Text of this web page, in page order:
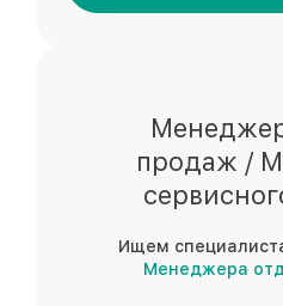
продаж /
Ищем
Менеджера